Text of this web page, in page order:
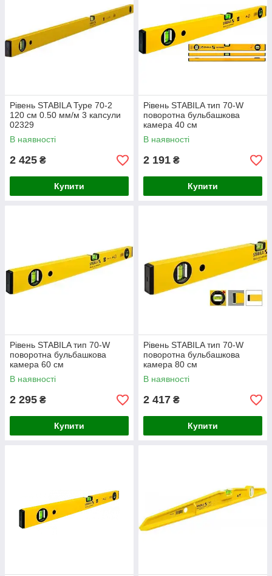
Рівень STABILA Type 70-2
120 см 0.50 мм/м 3 капсули
02329
В наявності
2 425 ₴
Купити
Рівень STABILA тип 70-W
поворотна бульбашкова
камера 40 см
В наявності
2 191 ₴
Купити
Рівень STABILA тип 70-W
поворотна бульбашкова
камера 60 см
В наявності
2 295 ₴
Купити
Рівень STABILA тип 70-W
поворотна бульбашкова
камера 80 см
В наявності
2 417 ₴
Купити